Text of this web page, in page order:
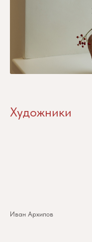
Художники
Иван Архипов